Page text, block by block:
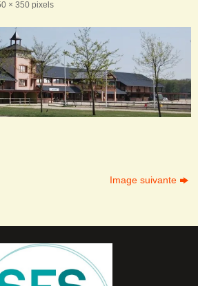
× 350 pixels
Image suivante